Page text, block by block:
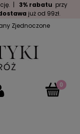
| 3% rabatu przy
już od 99zł.